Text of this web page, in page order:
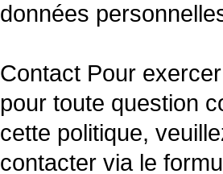
données
Contact Pour
pour toute question
cette politique,
contacter via le